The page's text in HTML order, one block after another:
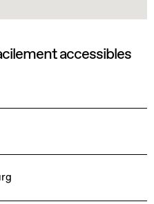
accessibles